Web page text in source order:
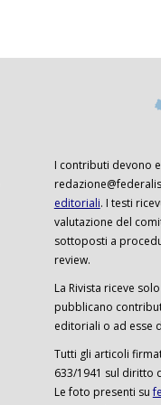
I contributi devono
editoriali. I testi
valutazione del
sottoposti a
review.
La Rivista riceve
pubblicano
editoriali o ad esse
Tutti gli articoli
633/1941 sul diritto
Le foto presenti su